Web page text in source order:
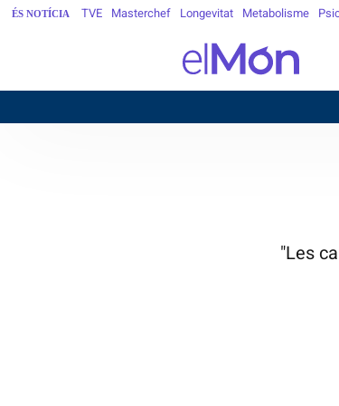
ÉS NOTÍCIA TVE Masterchef Longevitat Metabolisme
"Les